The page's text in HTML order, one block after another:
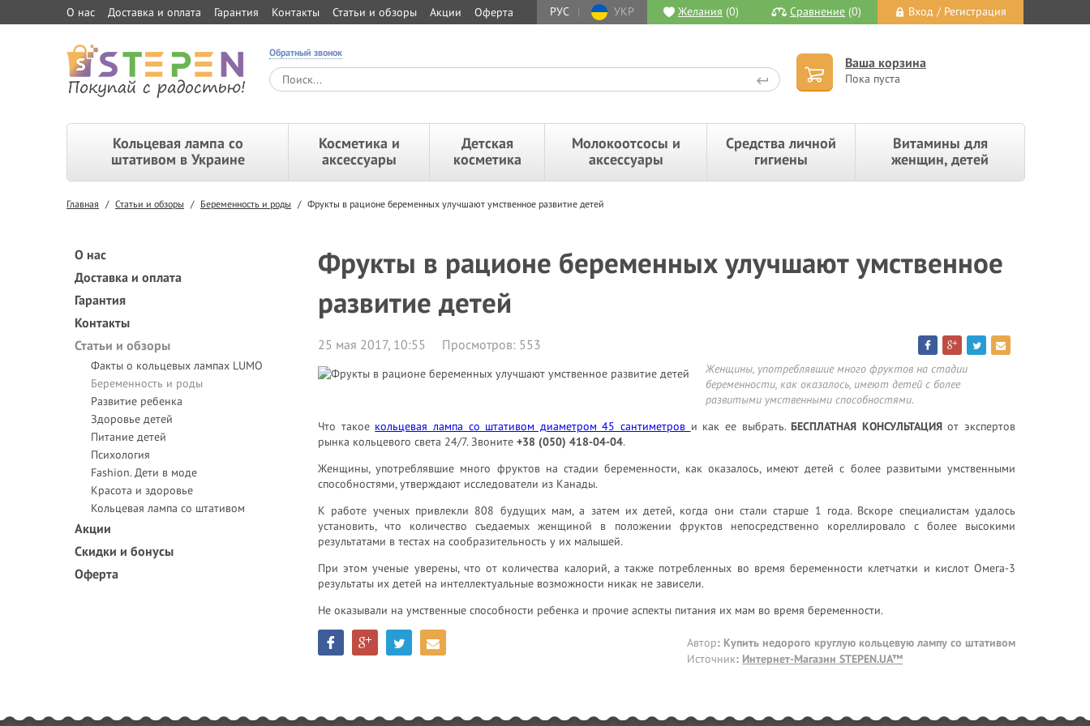
О нас Доставка и оплата Гарантия Контакты Статьи и обзоры Акции Оферта РУС | УКР Желания (0) Сравнение (0) Вход / Регистрация
Обратный звонок
Ваша корзина
Пока пуста
Кольцевая лампа со
штативом в Украине
Косметика и
аксессуары
Детская
косметика
Молокоотсосы и
аксессуары
Средства личной
гигиены
Витамины для
женщин, детей
Главная / Статьи и обзоры / Беременность и роды / Фрукты в рационе беременных улучшают умственное развитие детей
О нас
Доставка и оплата
Гарантия
Контакты
Статьи и обзоры
Факты о кольцевых лампах LUMO
Беременность и роды
Развитие ребенка
Здоровье детей
Питание детей
Психология
Fashion. Дети в моде
Красота и здоровье
Кольцевая лампа со штативом
Акции
Скидки и бонусы
Оферта
Фрукты в рационе беременных улучшают умственное
развитие детей
25 мая 2017, 10:55 Просмотров: 553
Женщины, употреблявшие много фруктов на стадии
беременности, как оказалось, имеют детей с более
развитыми умственными способностями.
Что такое кольцевая лампа со штативом диаметром 45 сантиметров и как ее выбрать.БЕСПЛАТНАЯ КОНСУЛЬТАЦИЯот экспертов
рынка кольцевого света 24/7. Звоните +38 (050) 418-04-04.
Женщины, употреблявшие много фруктов на стадии беременности, как оказалось, имеют детей с более развитыми умственными
способностями, утверждают исследователи из Канады.
К работе ученых привлекли 808 будущих мам, а затем их детей, когда они стали старше 1 года. Вскоре специалистам удалось
установить, что количество съедаемых женщиной в положении фруктов непосредственно кореллировало с более высокими
результатами в тестах на сообразительность у их малышей.
При этом ученые уверены, что от количества калорий, а также потребленных во время беременности клетчатки и кислот Омега-3
результаты их детей на интеллектуальные возможности никак не зависели.
Не оказывали на умственные способности ребенка и прочие аспекты питания их мам во время беременности.
Автор: Купить недорого круглую кольцевую лампу со штативом
Источник: Интернет-Магазин STEPEN.UA™